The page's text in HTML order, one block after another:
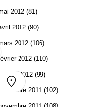
2012 (81)
2012 (90)
2012 (106)
2012 (110)
janvier 2012 (99)
décembre 2011 (102)